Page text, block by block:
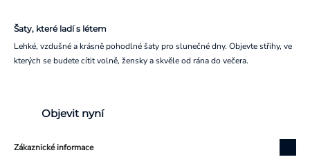
Šaty, které ladí s létem
Lehké, vzdušné a krásně pohodlné šaty pro slunečné dny. Objevte střihy, ve
kterých se budete cítit volně, žensky a skvěle od rána do večera.
Objevit nyní
Zákaznické informace